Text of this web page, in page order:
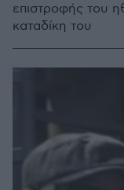
επιστροφής του
καταδίκη του